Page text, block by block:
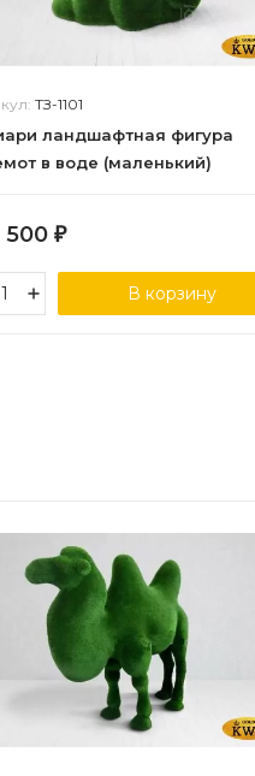
ТЗ-1101
ландшафтная фигура
в воде (маленький)
500 ₽
В корзину